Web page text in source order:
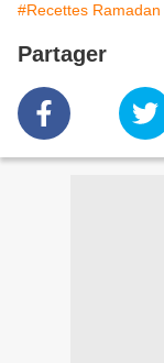
#Recettes Ramadan
Partager